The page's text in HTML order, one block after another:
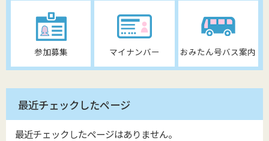
参加募集 マイナンバー おみたん号バス案内
最近チェックしたページ
最近チェックしたページはありません。